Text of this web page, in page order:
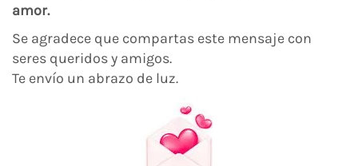
amor.
Se agradece que compartas este mensaje con
seres queridos y amigos.
Te envío un abrazo de luz.